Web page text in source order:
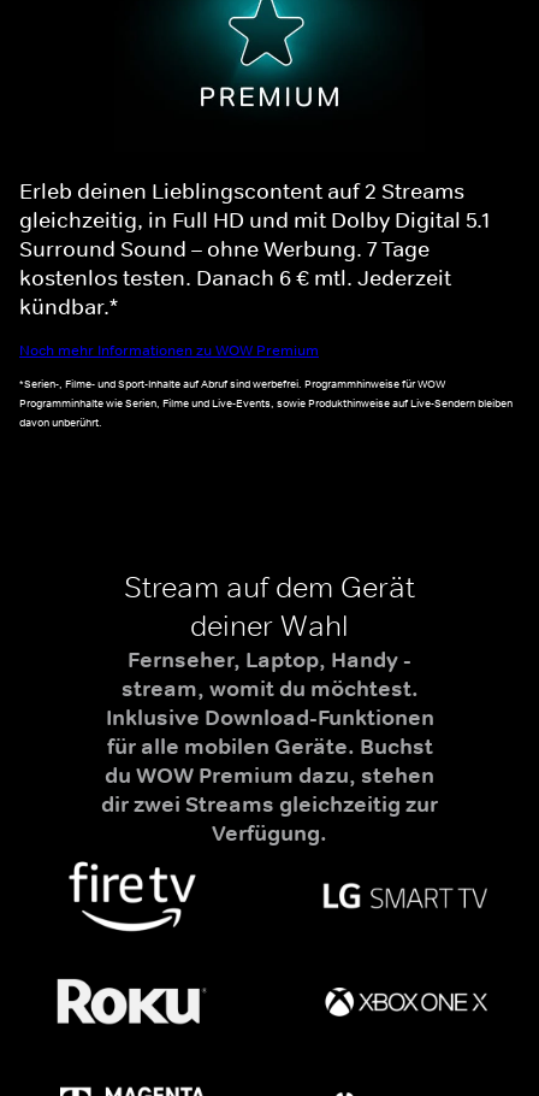
Erleb deinen Lieblingscontent auf 2 Streams
gleichzeitig, in Full HD und mit Dolby Digital 5.1
Surround Sound – ohne Werbung. 7 Tage
kostenlos testen. Danach 6 € mtl. Jederzeit
kündbar.*
Noch mehr Informationen zu WOW Premium
*Serien-, Filme- und Sport-Inhalte auf Abruf sind werbefrei. Programmhinweise für WOW
Programminhalte wie Serien, Filme und Live-Events, sowie Produkthinweise auf Live-Sendern bleiben
davon unberührt.
Stream auf dem Gerät
deiner Wahl
Fernseher, Laptop, Handy -
stream, womit du möchtest.
Inklusive Download-Funktionen
für alle mobilen Geräte. Buchst
du WOW Premium dazu, stehen
dir zwei Streams gleichzeitig zur
Verfügung.